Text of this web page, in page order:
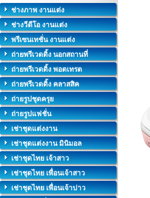
ช่างภาพ งานแต่ง
ช่างวีดีโอ งานแต่ง
พรีเซนเทชั่น งานแต่ง
ถ่ายพรีเวดดิ้ง นอกสถานที่
ถ่ายพรีเวดดิ้ง พอตเทรต
ถ่ายพรีเวดดิ้ง คลาสสิค
ถ่ายรูปชุดครุย
ถ่ายรูปแฟชั่น
เช่าชุดแต่งงาน
เช่าชุดแต่งงาน มินิมอล
เช่าชุดไทย เจ้าสาว
เช่าชุดไทย เพื่อนเจ้าสาว
เช่าชุดไทย เพื่อนเจ้าบ่าว